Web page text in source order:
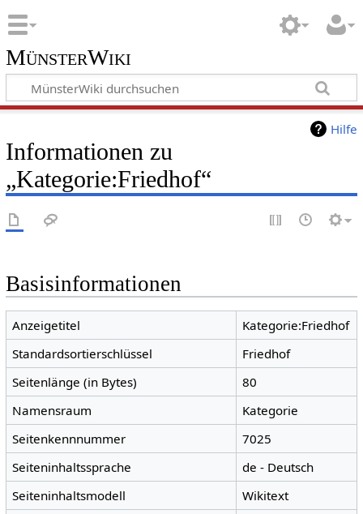
MünsterWiki
Hilfe
Informationen zu
„Kategorie:Friedhof“
Basisinformationen
Anzeigetitel
Kategorie:Friedhof
Standardsortierschlüssel
Friedhof
Seitenlänge (in Bytes)
80
Namensraum
Kategorie
Seitenkennnummer
7025
Seiteninhaltssprache
de - Deutsch
Seiteninhaltsmodell
Wikitext